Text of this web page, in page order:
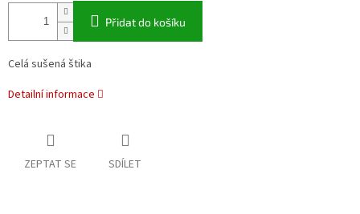
Přidat do košíku
Celá sušená štika
Detailní informace
ZEPTAT SE SDÍLET